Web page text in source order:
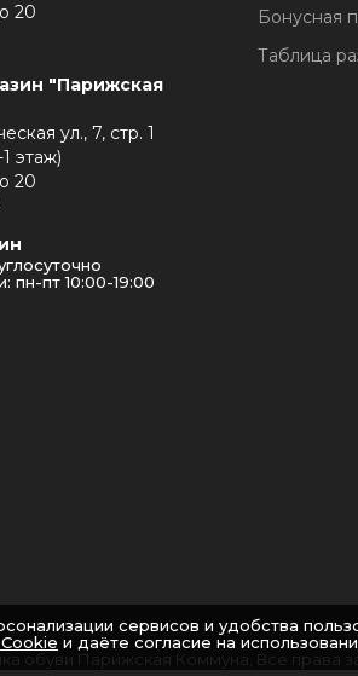
20
"Парижская
ул., 7, стр. 1
этаж)
20
пн-пт 10:00-19:00
Бонусная
Таблица
обуви Парижская Коммуна, Все права
сервисов и удобства
и даёте согласие на